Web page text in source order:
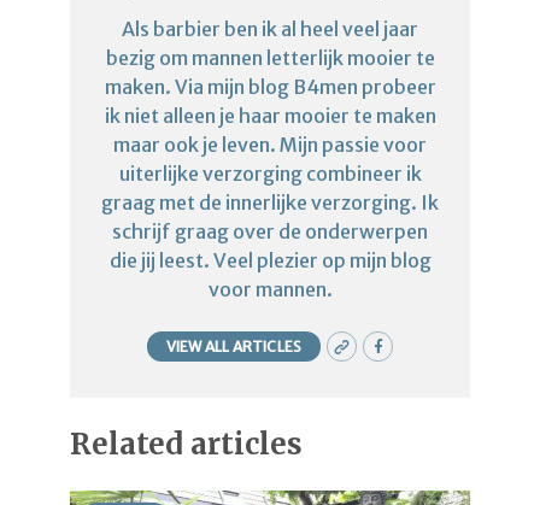
Als barbier ben ik al heel veel jaar
bezig om mannen letterlijk mooier te
maken. Via mijn blog B4men probeer
ik niet alleen je haar mooier te maken
maar ook je leven. Mijn passie voor
uiterlijke verzorging combineer ik
graag met de innerlijke verzorging. Ik
schrijf graag over de onderwerpen
die jij leest. Veel plezier op mijn blog
voor mannen.
VIEW ALL ARTICLES
Related articles